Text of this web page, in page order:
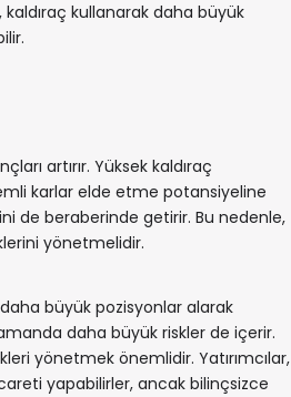
kaldıraç kullanarak daha büyük
artırır. Yüksek kaldıraç
karlar elde etme potansiyeline
de beraberinde getirir. Bu nedenle,
yönetmelidir.
büyük pozisyonlar alarak
daha büyük riskler de içerir.
yönetmek önemlidir. Yatırımcılar,
yapabilirler, ancak bilinçsizce